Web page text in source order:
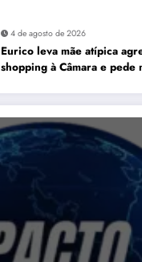
4 de agosto de 2026
Eurico leva mãe atípica
shopping à Câmara e pede